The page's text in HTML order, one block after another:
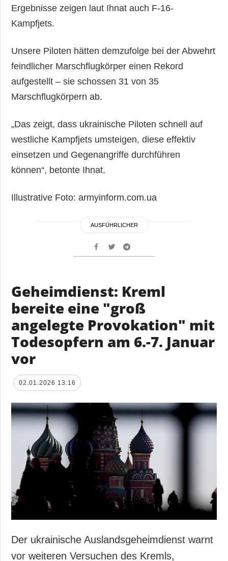
Ergebnisse zeigen laut Ihnat auch F-16-
Kampfjets.
Unsere Piloten hätten demzufolge bei der Abwehrt
feindlicher Marschflugkörper einen Rekord
aufgestellt – sie schossen 31 von 35
Marschflugkörpern ab.
„Das zeigt, dass ukrainische Piloten schnell auf
westliche Kampfjets umsteigen, diese effektiv
einsetzen und Gegenangriffe durchführen
können“, betonte Ihnat.
Illustrative Foto: armyinform.com.ua
AUSFÜHRLICHER
Geheimdienst: Kreml
bereite eine "groß
angelegte Provokation" mit
Todesopfern am 6.-7. Januar
vor
02.01.2026 13:16
Der ukrainische Auslandsgeheimdienst warnt
vor weiteren Versuchen des Kremls,